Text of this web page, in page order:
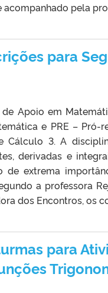
pela
para
de Apoio em
e PRE – Pró-
Cálculo 3. A
derivadas e
de extrema
a professora
dos Encontros, os
para